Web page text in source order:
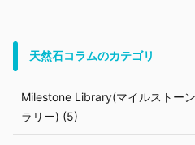
天然石コラムのカテゴリ
Milestone Library(マイルストー
ラリー) (5)